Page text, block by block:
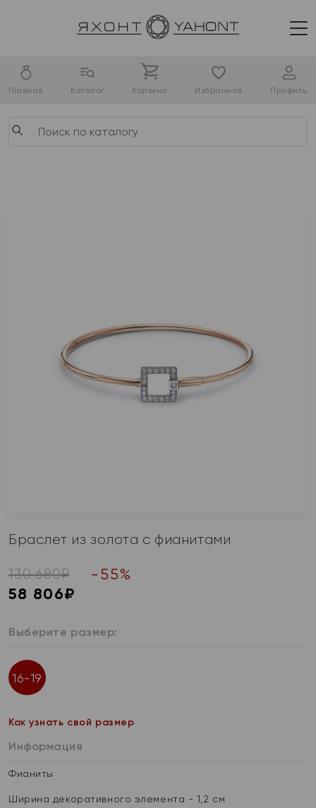
Главная Каталог Корзина Избранное Профиль
Браслет из золота с фианитами
130 680₽ - 55%
58 806₽
Выберите размер:
16-19
Как узнать свой размер
Информация
Фианиты
Ширина декоративного элемента - 1,2 см